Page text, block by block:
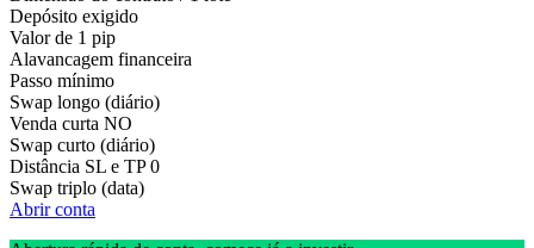
Depósito exigido
Valor de 1 pip
Alavancagem financeira
Passo mínimo
Swap longo (diário)
Venda curta NO
Swap curto (diário)
Distância SL e TP 0
Swap triplo (data)
Abrir conta